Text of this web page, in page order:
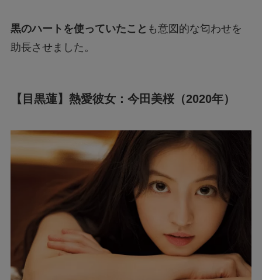
黒のハートを使っていたこと も意図的な匂わせを
助長させました。
【目黒蓮】熱愛彼女：今田美桜（2020年）